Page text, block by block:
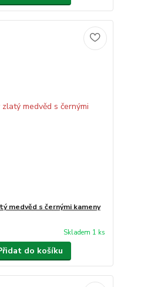
medvěd s černými kameny
Skladem 1 ks
do košíku